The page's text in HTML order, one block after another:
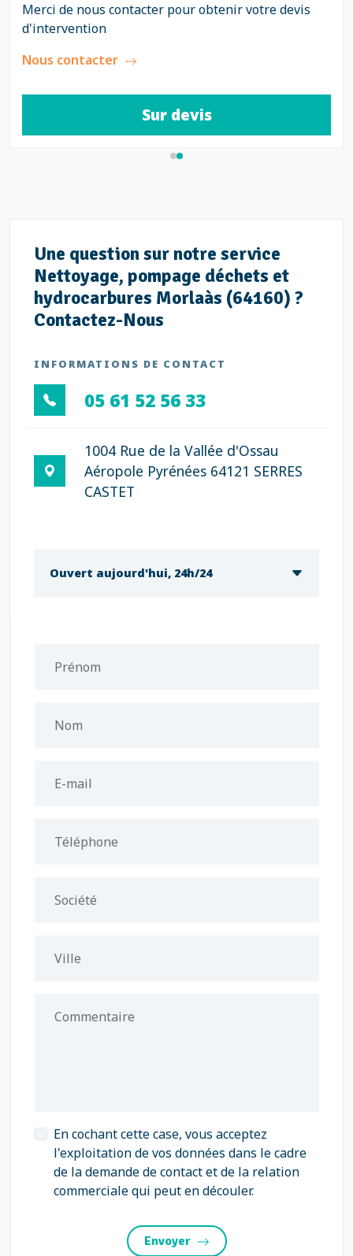
Merci de nous contacter pour obtenir votre devis
d'intervention
Nous contacter
Sur devis
Une question sur notre service
Nettoyage, pompage déchets et
hydrocarbures Morlaàs (64160) ?
Contactez-Nous
INFORMATIONS DE CONTACT
05 61 52 56 33
1004 Rue de la Vallée d'Ossau
Aéropole Pyrénées 64121 SERRES
CASTET
Ouvert aujourd'hui, 24h/24
Prénom
Nom
E-mail
Téléphone
Société
Ville
Commentaire
En cochant cette case, vous acceptez
l'exploitation de vos données dans le cadre
de la demande de contact et de la relation
commerciale qui peut en découler.
Envoyer